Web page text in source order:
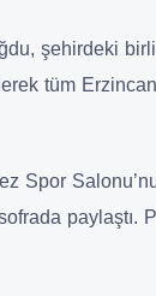
şehirdeki
tüm
Spor
paylaştı.